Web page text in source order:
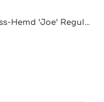
Business-Hemd 'Joe' Regular Fit